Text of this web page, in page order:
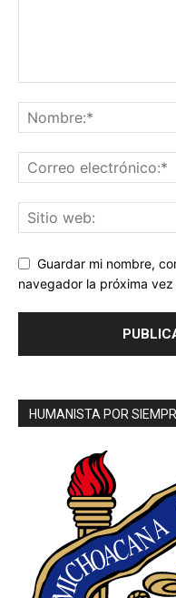
Guardar mi nombre,
navegador la próxima
HUMANISTA POR